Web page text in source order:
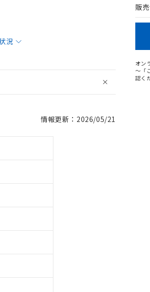
況
情報更新：2026/05/21
販
オン
～「
認く